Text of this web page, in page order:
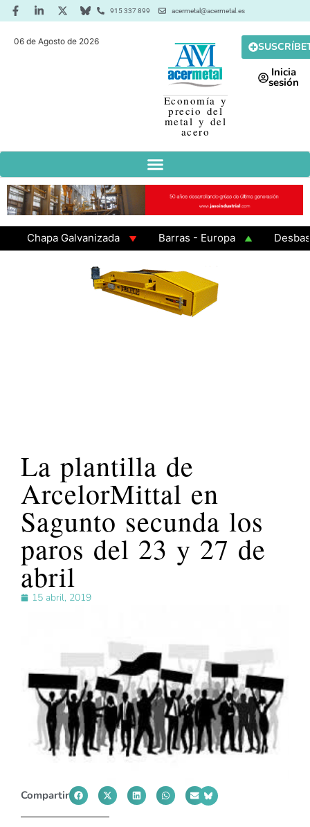
915 337 899 acermetal@acermetal.es
06 de Agosto de 2026
Economía y
precio del
metal y del
acero
Inicia
sesión
Chapa Galvanizada Barras - Europa
Desbaste
La plantilla de
ArcelorMittal en
Sagunto secunda los
paros del 23 y 27 de
abril
15 abril, 2019
Compartir